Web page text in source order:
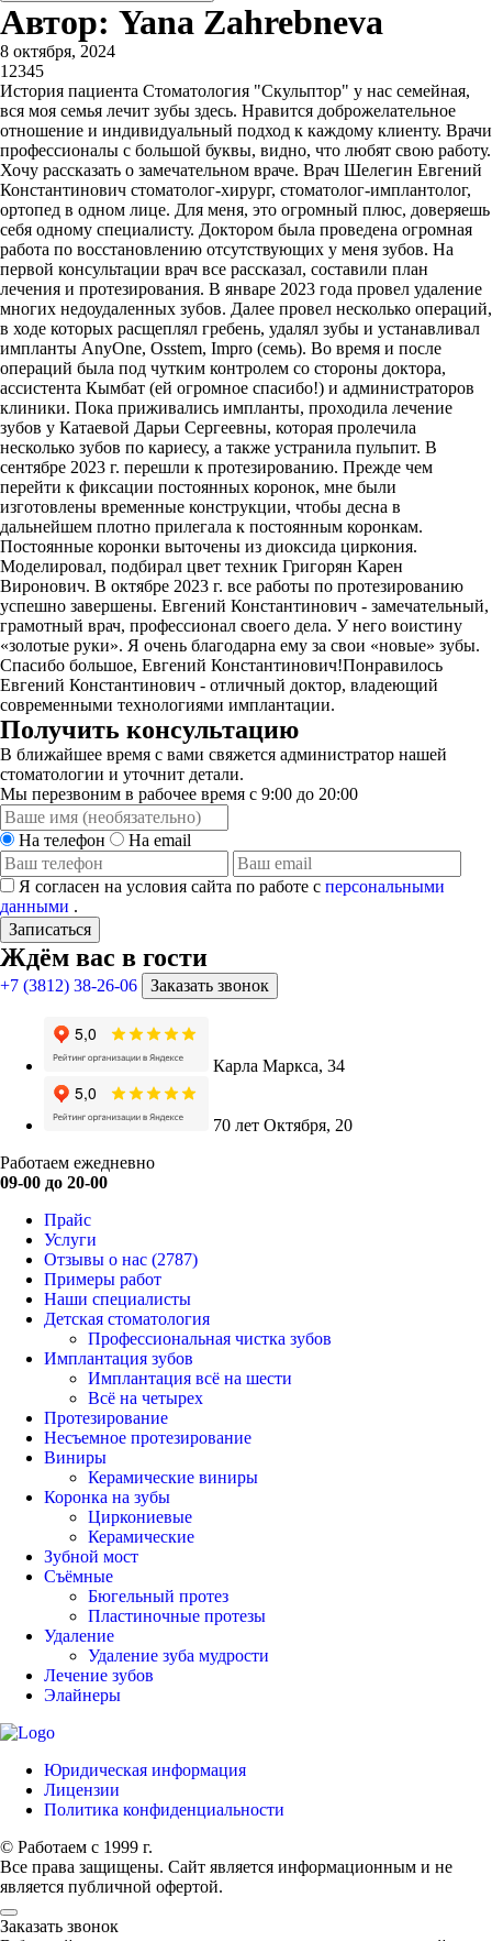
Автор: Yana Zahrebneva
8 октября, 2024
1 2345
История пациента Стоматология "Скульптор" у нас семейная,
вся моя семья лечит зубы здесь. Нравится доброжелательное
отношение и индивидуальный подход к каждому клиенту. Врачи
профессионалы с большой буквы, видно, что любят свою работу.
Хочу рассказать о замечательном враче. Врач Шелегин Евгений
Константинович стоматолог-хирург, стоматолог-имплантолог,
ортопед в одном лице. Для меня, это огромный плюс, доверяешь
себя одному специалисту. Доктором была проведена огромная
работа по восстановлению отсутствующих у меня зубов. На
первой консультации врач все рассказал, составили план
лечения и протезирования. В январе 2023 года провел удаление
многих недоудаленных зубов. Далее провел несколько операций,
в ходе которых расщеплял гребень, удалял зубы и устанавливал
импланты AnyOne, Osstem, Impro (семь). Во время и после
операций была под чутким контролем со стороны доктора,
ассистента Кымбат (ей огромное спасибо!) и администраторов
клиники. Пока приживались импланты, проходила лечение
зубов у Катаевой Дарьи Сергеевны, которая пролечила
несколько зубов по кариесу, а также устранила пульпит. В
сентябре 2023 г. перешли к протезированию. Прежде чем
перейти к фиксации постоянных коронок, мне были
изготовлены временные конструкции, чтобы десна в
дальнейшем плотно прилегала к постоянным коронкам.
Постоянные коронки выточены из диоксида циркония.
Моделировал, подбирал цвет техник Григорян Карен
Виронович. В октябре 2023 г. все работы по протезированию
успешно завершены. Евгений Константинович - замечательный,
грамотный врач, профессионал своего дела. У него воистину
«золотые руки». Я очень благодарна ему за свои «новые» зубы.
Спасибо большое, Евгений Константинович!Понравилось
Евгений Константинович - отличный доктор, владеющий
современными технологиями имплантации.
Получить консультацию
В ближайшее время с вами свяжется администратор нашей
стоматологии и уточнит детали.
Мы перезвоним в рабочее время с 9:00 до 20:00
На телефон На email
Я согласен на условия сайта по работе с персональными
данными .
Записаться
Ждём вас в гости
+7 (3812) 38-26-06 Заказать звонок
Карла Маркса, 34
70 лет Октября, 20
Работаем ежедневно
09-00 до 20-00
Прайс
Услуги
Отзывы о нас (2787)
Примеры работ
Наши специалисты
Детская стоматология
Профессиональная чистка зубов
Имплантация зубов
Имплантация всё на шести
Всё на четырех
Протезирование
Несъемное протезирование
Виниры
Керамические виниры
Коронка на зубы
Циркониевые
Керамические
Зубной мост
Съёмные
Бюгельный протез
Пластиночные протезы
Удаление
Удаление зуба мудрости
Лечение зубов
Элайнеры
Юридическая информация
Лицензии
Политика конфиденциальности
© Работаем с 1999 г.
Все права защищены. Сайт является информационным и не
является публичной офертой.
Заказать звонок